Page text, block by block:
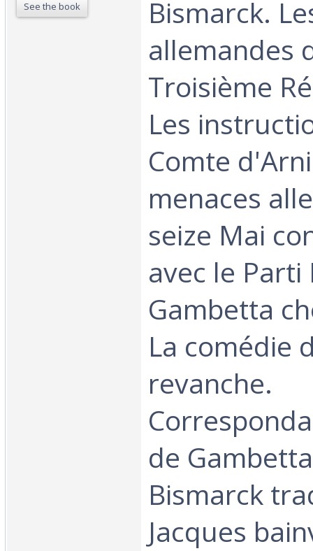
See the book
Bismarck.
allemandes
Troisième
Les
Comte
menaces
seize Mai
avec le Parti
Gambetta
La comédie
revanche.
de
Bismarck
Jacques